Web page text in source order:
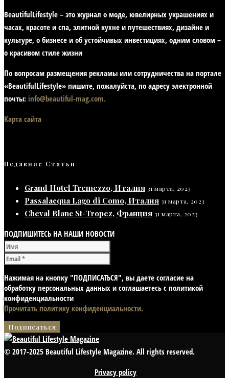
BeautifulLifestyle – это журнал о моде, ювелирных украшениях и
часах, красоте и спа, элитной кухне и путешествиях, дизайне и
культуре, о бизнесе и об устойчивых инвестициях, одним словом –
о красивом стиле жизни
По вопросам размещения рекламы или сотрудничества на портале
«BeautifulLifestyle» пишите, пожалуйста, по адресу электронной
почты: info@beautiful-mag.com.
Карта сайта
Недавние Статьи
Grand Hotel Tremezzo, Италия 31 марта, 2023
Passalacqua Lago di Como, Италия 31 марта, 2023
Cheval Blanc St-Tropez, Франция 31 марта, 2023
ПОДПИШИТЕСЬ НА НАШИ НОВОСТИ
Нажимая на кнопку "ПОДПИСАТЬСЯ", вы даете согласие на
обработку персональных данных и соглашаетесь с политикой
конфиденциальности
Прочитать политику конфиденциальности.
© 2017-2025 Beautiful Lifestyle Magazine. All rights reserved.
Privacy policy